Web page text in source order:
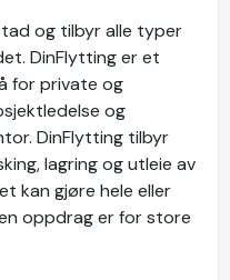
og tilbyr alle typer
DinFlytting er et
for private og
og
DinFlytting tilbyr
lagring og utleie av
kan gjøre hele eller
oppdrag er for store